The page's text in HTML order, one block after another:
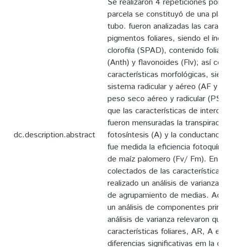
dc.description.abstract
parcela se constituyó de una
tubo. fueron analizadas las
pigmentos foliares, siendo el
clorofila (SPAD), contenido foliar
(Anth) y flavonoides (Flv); así
características morfológicas,
sistema radicular y aéreo (AF y
peso seco aéreo y radicular
que las características de
fueron mensuradas la
fotosíntesis (A) y la
fue medida la eficiencia
de maíz palomero (Fv/ Fm). En
colectados de las características
realizado un análisis de varianza
de agrupamiento de medias.
un análisis de componentes
análisis de varianza relevaron
características foliares, AR, A e
diferencias significativas em la